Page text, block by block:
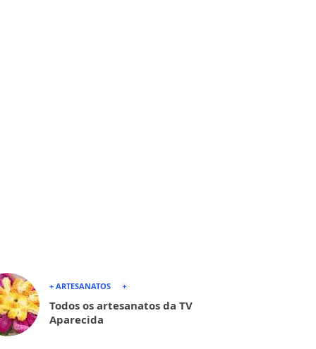
+ ARTESANATOS
Todos os artesanatos da TV
Aparecida